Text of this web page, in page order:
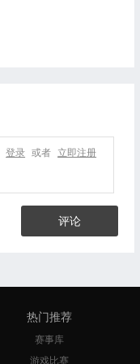
登录 或者 立即注册
评论
热门推荐
赛事库
游戏比赛